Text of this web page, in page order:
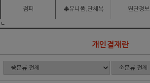
점퍼 ♣유니폼,단체복 원단정보
ㅌ
개인결재란